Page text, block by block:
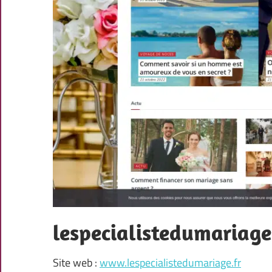
Site web :www.lespecialistedumariage.fr